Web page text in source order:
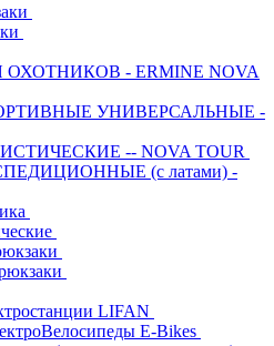
- ERMINE NOVA
УНИВЕРСАЛЬНЫЕ -
-- NOVA TOUR
(с латами) -
LIFAN
E-Bikes